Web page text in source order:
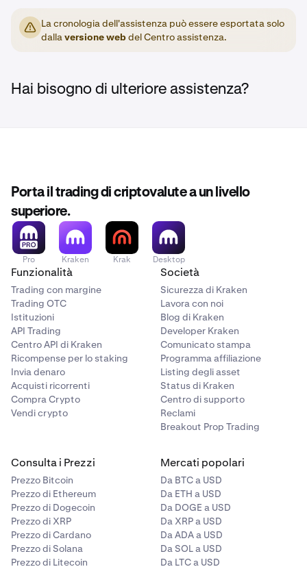
La cronologia dell'assistenza può essere esportata solo
dallaversione webdel Centro assistenza.
Hai bisogno di ulteriore assistenza?
Porta il trading di criptovalute a un livello
superiore.
Pro Kraken Krak Desktop
Funzionalità
Trading con margine
Trading OTC
Istituzioni
API Trading
Centro API di Kraken
Ricompense per lo staking
Invia denaro
Acquisti ricorrenti
Compra Crypto
Vendi crypto
Società
Sicurezza di Kraken
Lavora con noi
Blog di Kraken
Developer Kraken
Comunicato stampa
Programma affiliazione
Listing degli asset
Status di Kraken
Centro di supporto
Reclami
Breakout Prop Trading
Consulta i Prezzi
Prezzo Bitcoin
Prezzo di Ethereum
Prezzo di Dogecoin
Prezzo di XRP
Prezzo di Cardano
Prezzo di Solana
Prezzo di Litecoin
Mercati popolari
Da BTC a USD
Da ETH a USD
Da DOGE a USD
Da XRP a USD
Da ADA a USD
Da SOL a USD
Da LTC a USD